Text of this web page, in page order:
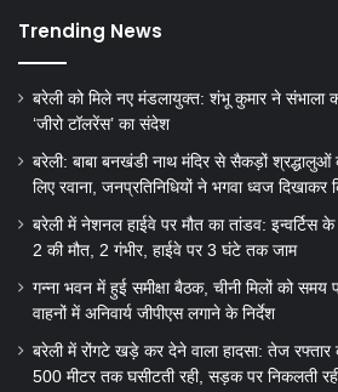
Trending News
बरेली को मिले नए मंडलायुक्त: शंभू कुमार ने संभाला
‘जीरो टॉलरेंस’ का संदेश
बरेली: बाबा बनखंडी नाथ मंदिर से सैकड़ों
लिए रवाना, जनप्रतिनिधियों ने भगवा ध्वज दिखाकर
बरेली में नेशनल हाईवे पर मौत का तांडव: इन्वर्टिस
2 की मौत, 2 गंभीर, हाईवे पर 3 घंटे तक जाम
गन्ना भवन में हुई समीक्षा बैठक, चीनी मिलों को
वाहनों में अनिवार्य जीपीएस लगाने के निर्देश
बरेली में रोंगटे खड़े कर देने वाला हादसा: तेज रफ्तार
500 मीटर तक घसीटती रही, सड़क पर निकलती रहीं